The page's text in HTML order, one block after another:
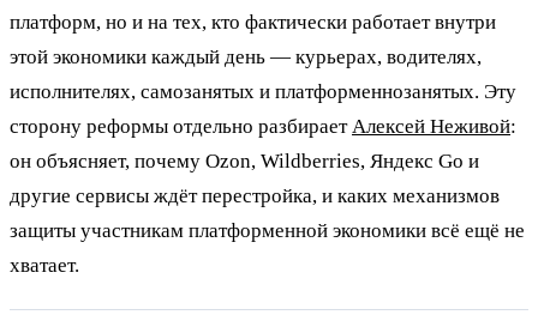
платформ, но и на тех, кто фактически работает внутри
этой экономики каждый день — курьерах, водителях,
исполнителях, самозанятых и платформеннозанятых. Эту
сторону реформы отдельно разбирает Алексей Неживой:
он объясняет, почему Ozon, Wildberries, Яндекс Go и
другие сервисы ждёт перестройка, и каких механизмов
защиты участникам платформенной экономики всё ещё не
хватает.